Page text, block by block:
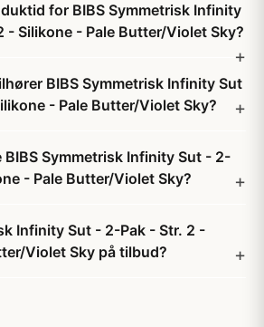
for BIBS Symmetrisk Infinity
- Silikone - Pale Butter/Violet Sky?
BIBS Symmetrisk Infinity Sut
- Pale Butter/Violet Sky?
BIBS Symmetrisk Infinity Sut - 2-
- Pale Butter/Violet Sky?
Infinity Sut - 2-Pak - Str. 2 -
Violet Sky på tilbud?